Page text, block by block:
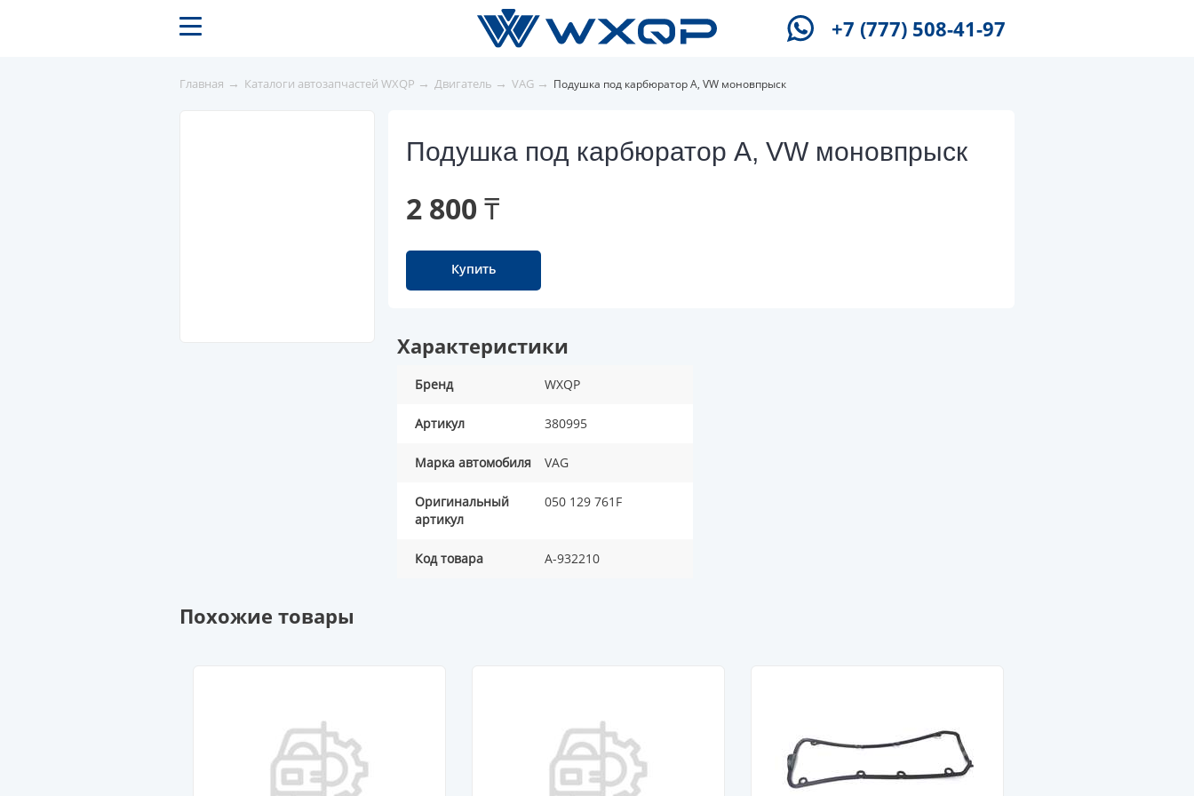
+7 (777) 508-41-97
Главная → Каталоги автозапчастей WXQP → Двигатель → VAG → Подушка под карбюратор A, VW моновпрыск
Подушка под карбюратор A, VW моновпрыск
2 800 ₸
Купить
Характеристики
Бренд WXQP
Артикул 380995
Марка автомобиля VAG
Оригинальный
артикул
050 129 761F
Код товара A-932210
Похожие товары